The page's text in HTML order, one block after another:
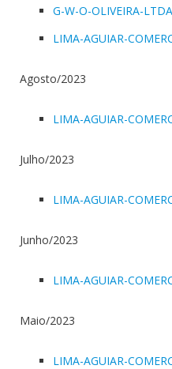
G-W-O-OLIVEIRA-
LIMA-AGUIAR-
Agosto/2023
LIMA-AGUIAR-
Julho/2023
LIMA-AGUIAR-
Junho/2023
LIMA-AGUIAR-
Maio/2023
LIMA-AGUIAR-